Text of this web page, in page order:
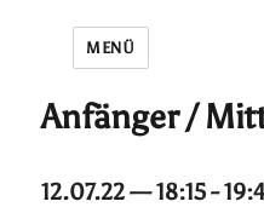
MENÜ
Anfänger /
12.07.22 — 18:15 -